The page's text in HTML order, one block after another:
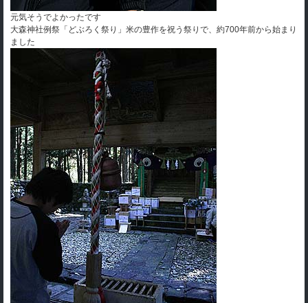
元気そうでよかったです
大森神社例祭「どぶろく祭り」米の豊作を祝う祭りで、約700年前から始まり
ました